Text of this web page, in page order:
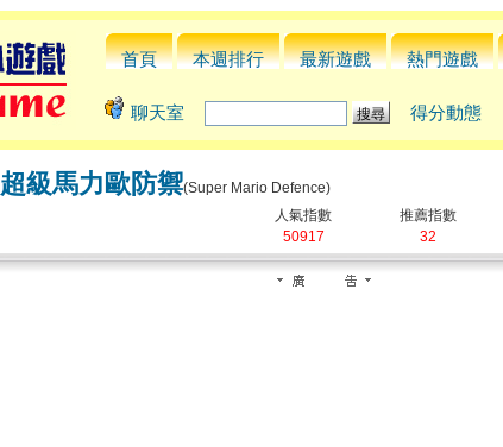
首頁 本週排行 最新遊戲 熱門遊戲
聊天室 得分動態
超級馬力歐防禦(Super Mario Defence)
人氣指數
50917
推薦指數
32